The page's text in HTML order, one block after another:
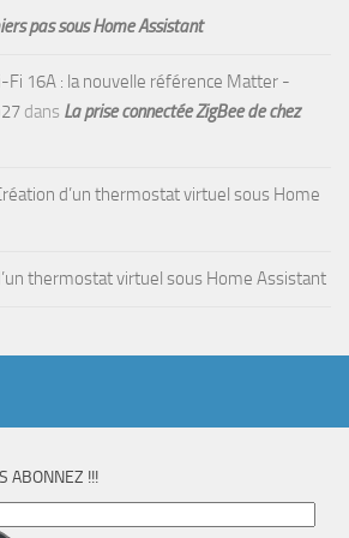
pas sous Home Assistant
Fi 16A : la nouvelle référence Matter -
dans La prise connectée ZigBee de chez
d’un thermostat virtuel sous Home
thermostat virtuel sous Home Assistant
ABONNEZ !!!